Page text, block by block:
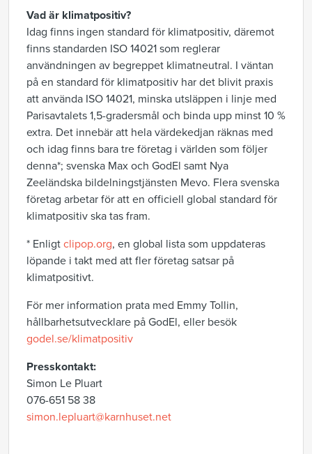
Vad är klimatpositiv?
Idag finns ingen standard för klimatpositiv, däremot
finns standarden ISO 14021 som reglerar
användningen av begreppet klimatneutral. I väntan
på en standard för klimatpositiv har det blivit praxis
att använda ISO 14021, minska utsläppen i linje med
Parisavtalets 1,5-gradersmål och binda upp minst 10 %
extra. Det innebär att hela värdekedjan räknas med
och idag finns bara tre företag i världen som följer
denna*; svenska Max och GodEl samt Nya
Zeeländska bildelningstjänsten Mevo. Flera svenska
företag arbetar för att en officiell global standard för
klimatpositiv ska tas fram.
* Enligt clipop.org, en global lista som uppdateras
löpande i takt med att fler företag satsar på
klimatpositivt.
För mer information prata med Emmy Tollin,
hållbarhetsutvecklare på GodEl, eller besök
godel.se/klimatpositiv
Presskontakt:
Simon Le Pluart
076-651 58 38
simon.lepluart@karnhuset.net